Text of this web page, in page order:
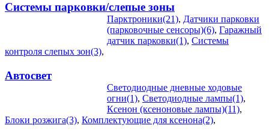
Системы парковки/слепые зоны
Парктроники(21), Датчики парковки
(парковочные сенсоры)(6), Гаражный
датчик парковки(1), Системы
контроля слепых зон(3),
Автосвет
Светодиодные дневные ходовые
огни(1), Светодиодные лампы(1),
Ксенон (ксеноновые лампы)(11),
Блоки розжига(3), Комплектующие для ксенона(2),